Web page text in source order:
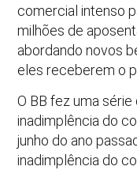
comercial intenso
milhões de
abordando novos
eles receberem o
O BB fez uma
inadimplência do
junho do ano
inadimplência do